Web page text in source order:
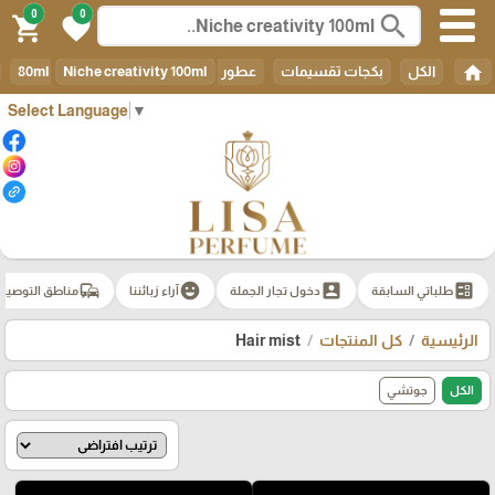
Select Language ▼
search
0
favorite
0
shopping_cart
home الكل بكجات تقسيمات عطور 80ml Niche creativity 100ml
ballotطلباتي السابقة account_box دخول تجار الجملة emoji_emotionsآراء زبائننا commuteمناطق
الرئيسية كل المنتجات Hair mist
الكل جوتشي